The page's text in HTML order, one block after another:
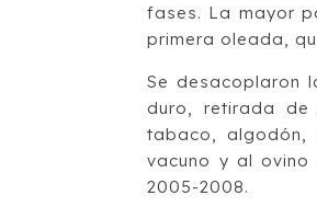
fases. La mayor
primera oleada,
Se desacoplaron
duro, retirada de
tabaco, algodón,
vacuno y al ovino
2005-2008.